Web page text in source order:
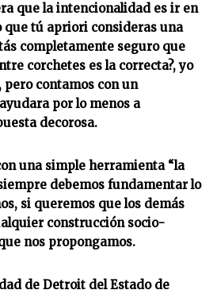
que la intencionalidad es ir en
que tú apriori consideras una
completamente seguro que
corchetes es la correcta?, yo
contamos con un
por lo menos a
decorosa.
una simple herramienta “la
debemos fundamentar lo
si queremos que los demás
construcción socio-
nos propongamos.
de Detroit del Estado de